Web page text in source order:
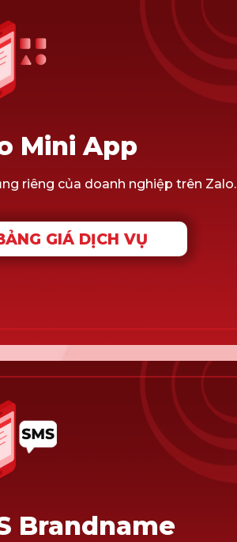
Mini App
riêng của doanh nghiệp trên Zalo.
GIÁ DỊCH VỤ
Brandname